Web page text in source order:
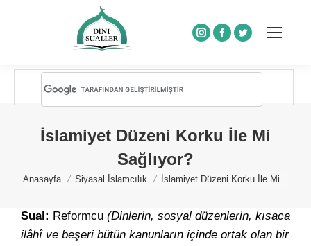
Instagram
Facebook
Twitter
İslamiyet Düzeni Korku İle Mi
Sağlıyor?
You are here:
Anasayfa Siyasal İslamcılık İslamiyet Düzeni Korku İle Mi…
Sual: Reformcu (Dinlerin, sosyal düzenlerin, kısaca
ilâhî ve beşeri bütün kanunların içinde ortak olan bir